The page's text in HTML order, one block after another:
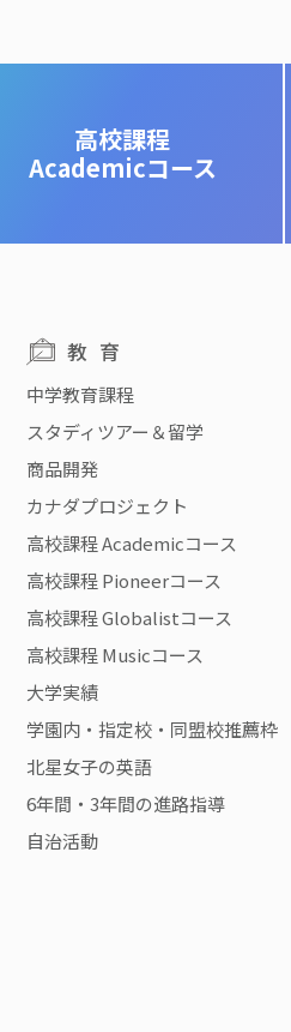
高校課程
Academicコース
教育
中学教育課程
スタディツアー＆留学
商品開発
カナダプロジェクト
高校課程 Academicコース
高校課程 Pioneerコース
高校課程 Globalistコース
高校課程 Musicコース
大学実績
学園内・指定校・同盟校推薦枠
北星女子の英語
6年間・3年間の進路指導
自治活動